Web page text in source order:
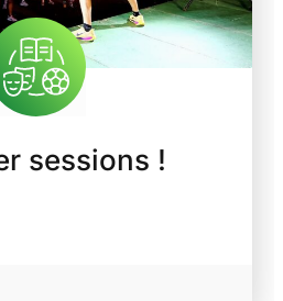
sessions !